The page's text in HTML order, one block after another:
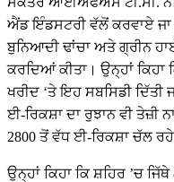
ਐਂਡ ਇੰਡਸਟਰੀ ਵੱਲੋਂ ਕਰਵਾਏ
ਬੁਨਿਆਦੀ ਢਾਂਚਾ ਅਤੇ ਗ੍ਰੀਨ
ਕਰਦਿਆਂ ਕੀਤਾ। ਉਨ੍ਹਾਂ ਕਿਹਾ
ਖਰੀਦ ‘ਤੇ ਇਹ ਸਬਸਿਡੀ ਦਿੱਤੀ
ਈ-ਰਿਕਸ਼ਾ ਦਾ ਰੁਝਾਨ ਵੀ ਤੇਜ਼ੀ
2800 ਤੋਂ ਵੱਧ ਈ-ਰਿਕਸ਼ਾ ਚੱਲ
ਉਨ੍ਹਾਂ ਕਿਹਾ ਕਿ ਸ਼ਹਿਰ ’ਚ